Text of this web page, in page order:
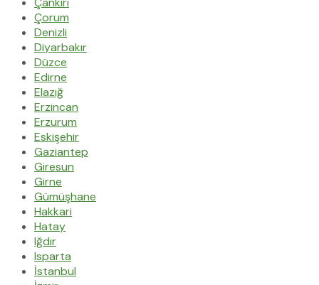
Çorum
Denizli
Diyarbakır
Düzce
Edirne
Elazığ
Erzincan
Erzurum
Eskişehir
Gaziantep
Giresun
Girne
Gümüşhane
Hakkari
Hatay
Iğdır
Isparta
İstanbul